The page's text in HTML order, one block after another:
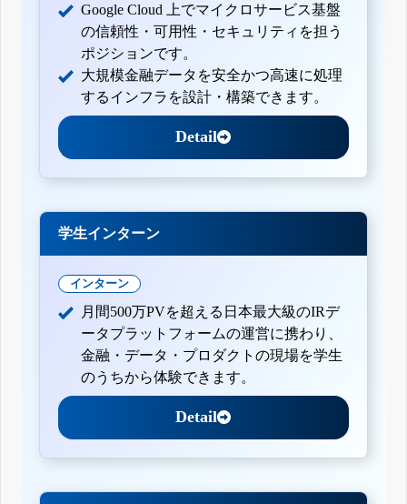
Google Cloud 上でマイクロサービス基盤
の信頼性・可用性・セキュリティを担う
ポジションです。
大規模金融データを安全かつ高速に処理
するインフラを設計・構築できます。
Detail
学生インターン
インターン
月間500万PVを超える日本最大級のIRデ
ータプラットフォームの運営に携わり、
金融・データ・プロダクトの現場を学生
のうちから体験できます。
Detail